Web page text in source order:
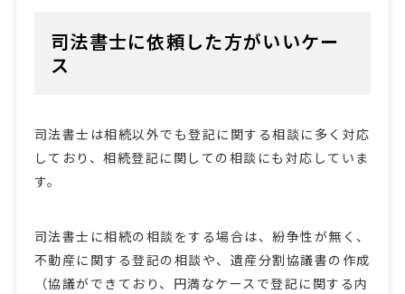
司法書士に依頼した方がいいケー
ス
司法書士は相続以外でも登記に関する相談に多く対応
しており、相続登記に関しての相談にも対応していま
す。
司法書士に相続の相談をする場合は、紛争性が無く、
不動産に関する登記の相談や、遺産分割協議書の作成
（協議ができており、円満なケースで登記に関する内